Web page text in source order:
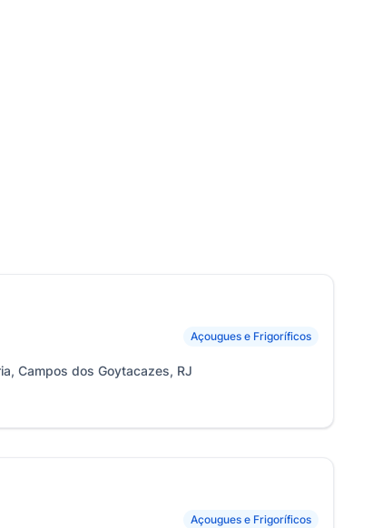
Açougues e Frigoríficos
Campos dos Goytacazes, RJ
Açougues e Frigoríficos